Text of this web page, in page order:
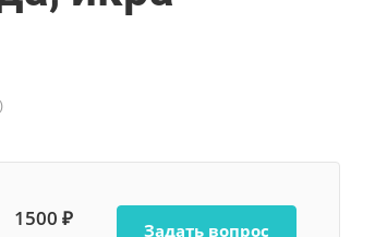
1500 ₽ Задать вопрос